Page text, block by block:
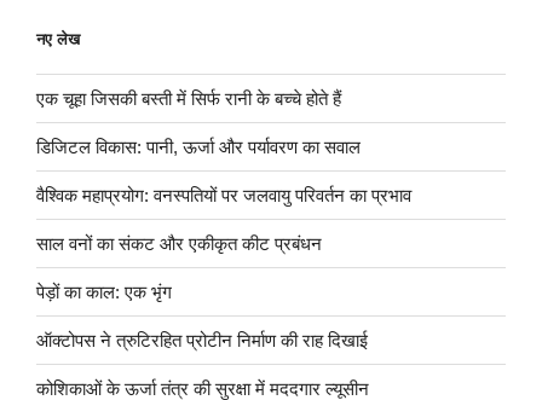
नए लेख
एक चूहा जिसकी बस्ती में सिर्फ रानी के बच्चे होते हैं
डिजिटल विकास: पानी, ऊर्जा और पर्यावरण का सवाल
वैश्विक महाप्रयोग: वनस्पतियों पर जलवायु परिवर्तन का प्रभाव
साल वनों का संकट और एकीकृत कीट प्रबंधन
पेड़ों का काल: एक भृंग
ऑक्टोपस ने त्रुटिरहित प्रोटीन निर्माण की राह दिखाई
कोशिकाओं के ऊर्जा तंत्र की सुरक्षा में मददगार ल्यूसीन